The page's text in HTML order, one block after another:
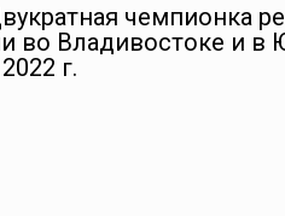
чемпионка
во Владивостоке и
г.